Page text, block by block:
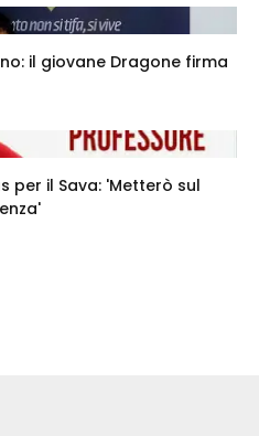
il giovane Dragone firma
per il Sava: 'Metterò sul